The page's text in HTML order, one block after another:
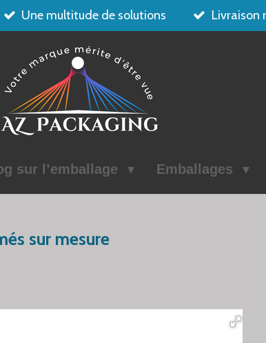
Une multitude de solutions Livraison
sur l’emballage Emballages
sur mesure